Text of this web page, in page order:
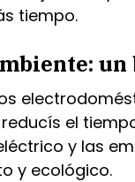
tiempo.
el
y las
y ecológico.